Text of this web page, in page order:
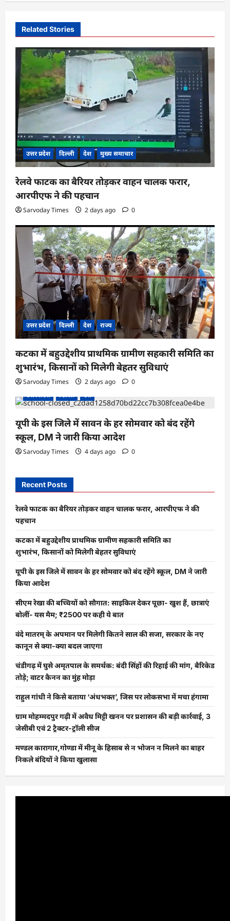
g
t
o
n
Related Stories
उत्तर प्रदेश दिल्ली देश मुख्य समाचार
रेलवे फाटक का बैरियर तोड़कर वाहन चालक फरार,
आरपीएफ ने की पहचान
Sarvoday Times 2 days ago 0
उत्तर प्रदेश दिल्ली देश राज्य
कटका में बहुउद्देशीय प्राथमिक ग्रामीण सहकारी समिति का
शुभारंभ, किसानों को मिलेगी बेहतर सुविधाएं
Sarvoday Times 2 days ago
0
उत्तर प्रदेश
दिल्ली देश
यूपी के इस जिले में सावन के हर सोमवार को बंद रहेंगे
स्कूल, DM ने जारी किया आदेश
Sarvoday Times 4 days ago 0
Recent Posts
रेलवे फाटक का बैरियर तोड़कर वाहन चालक फरार, आरपीएफ ने की
पहचान
कटका में बहुउद्देशीय प्राथमिक ग्रामीण सहकारी समिति का
शुभारंभ, किसानों को मिलेगी बेहतर सुविधाएं
यूपी के इस जिले में सावन के हर सोमवार को बंद रहेंगे स्कूल, DM ने जारी
किया आदेश
सीएम रेखा की बच्चियों को सौगात: साइकिल देकर पूछा- खुश हैं, छात्राएं
बोलीं- यस मैम; ₹2500 पर कही ये बात
वंदे मातरम् के अपमान पर मिलेगी कितने साल की सजा, सरकार के नए
कानून से क्या-क्या बदल जाएगा
चंडीगढ़ में घुसे अमृतपाल के समर्थक: बंदी सिंहों की रिहाई की मांग, बैरिकेड
तोड़े; वाटर कैनन का मुंह मोड़ा
राहुल गांधी ने किसे बताया ‘अंधभक्त’, जिस पर लोकसभा में मचा हंगामा
ग्राम मोहम्मदपुर गढ़ी में अवैध मिट्टी खनन पर प्रशासन की बड़ी कार्रवाई, 3
जेसीबी एवं 2 ट्रैक्टर-ट्रॉली सीज
मण्डल कारागार,गोण्डा में मीनू के हिसाब से न भोजन न मिलने का बाहर
निकले बंदियों ने किया खुलासा